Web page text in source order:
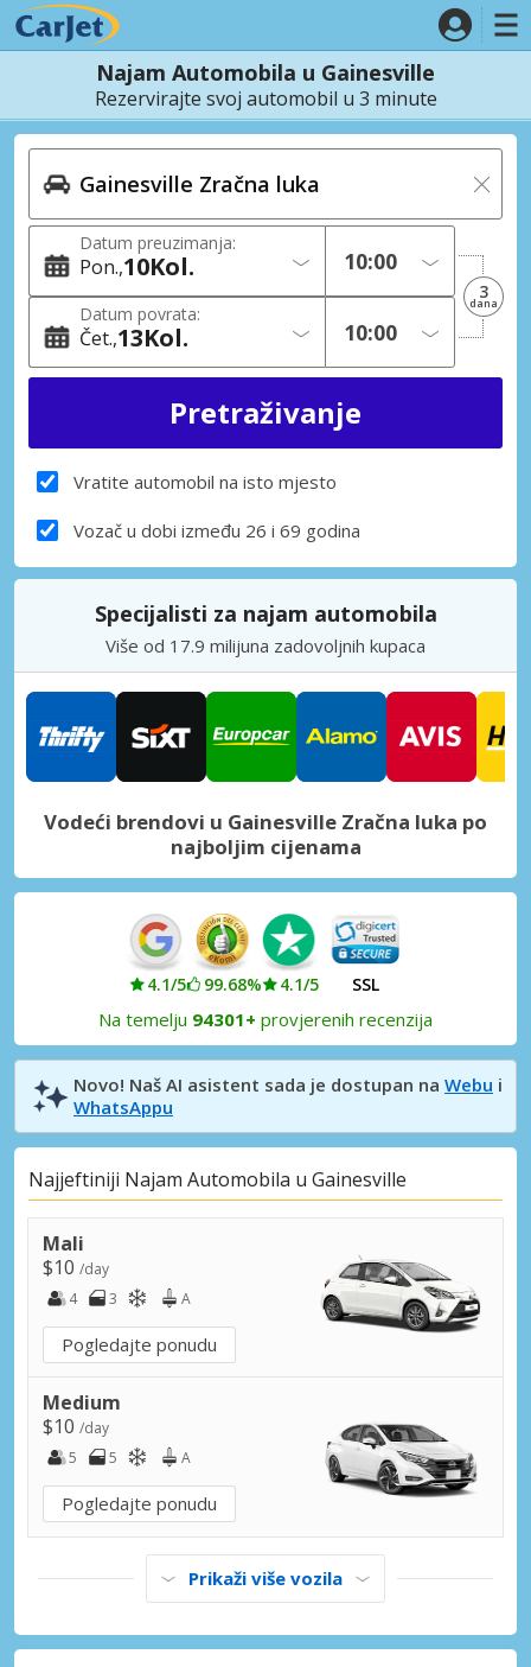
Najam Automobila u Gainesville
Rezervirajte svoj automobil u 3 minute
Datum preuzimanja:
Pon. 10Kol.
Datum povrata:
Čet. 13Kol.
3
dana
Vratite automobil na isto mjesto
Vozač u dobi između 26 i 69 godina
Specijalisti za najam automobila
Više od 17.9 milijuna zadovoljnih kupaca
Vodeći brendovi u Gainesville Zračna luka po
najboljim cijenama
4.1/5 99.68% 4.1/5 SSL
Na temelju 94301+ provjerenih recenzija
Novo! Naš AI asistent sada je dostupan na Webu i
WhatsAppu
Najjeftiniji Najam Automobila u Gainesville
Mali
$10 /day
4
3 A
Pogledajte ponudu
Medium
$10 /day
5
5 A
Pogledajte ponudu
Prikaži više vozila